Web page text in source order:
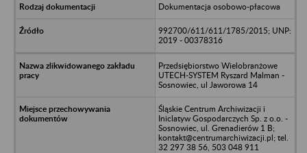
Dokumentacja osobowo-płacowa
992700/611/611/1785/2015; UNP:
2019 - 00378316
Przedsiębiorstwo Wielobranżowe
UTECH-SYSTEM Ryszard Malman -
Sosnowiec, ul Jaworowa 14
Śląskie Centrum Archiwizacji i
Iniclatyw Gospodarczych Sp. z o.o. -
Sosnowiec, ul. Grenadierów 1 B;
kontakt@centrumarchiwizacji.pl; tel.
32 297 38 56, 503 048 911